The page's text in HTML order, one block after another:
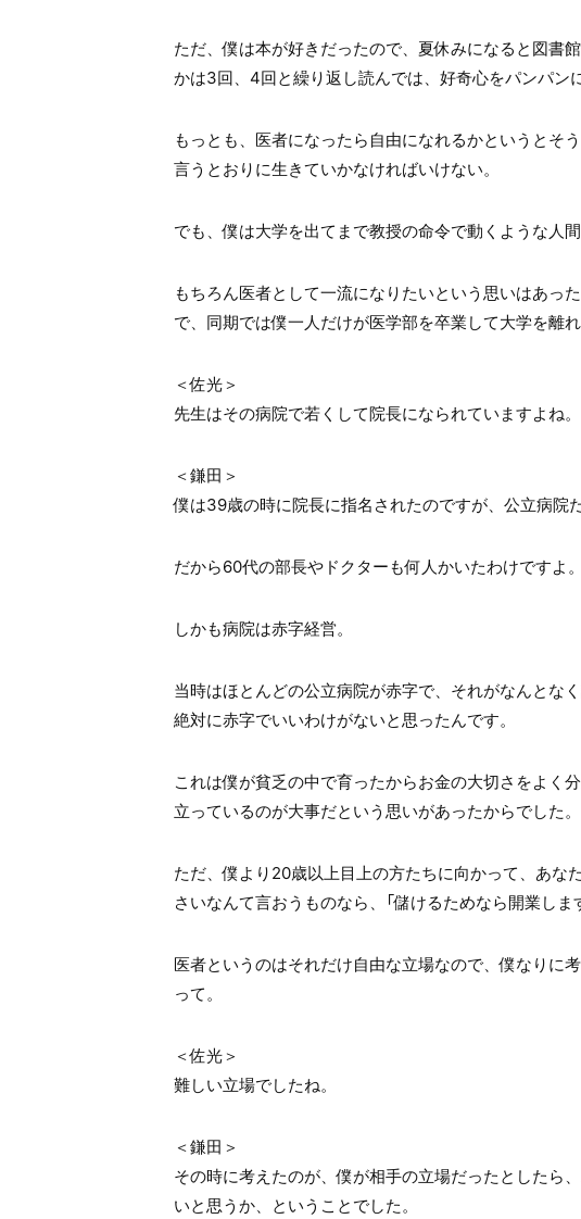
ただ、僕は本が好きだったので、夏休みになると図書
かは3回、4回と繰り返し読んでは、好奇心をパンパン
もっとも、医者になったら自由になれるかというとそ
言うとおりに生きていかなければいけない。
でも、僕は大学を出てまで教授の命令で動くような人
もちろん医者として一流になりたいという思いはあっ
で、同期では僕一人だけが医学部を卒業して大学を離
＜佐光＞
先生はその病院で若くして院長になられていますよね。
＜鎌田＞
僕は39歳の時に院長に指名されたのですが、公立病院
だから60代の部長やドクターも何人かいたわけですよ。
しかも病院は赤字経営。
当時はほとんどの公立病院が赤字で、それがなんとな
絶対に赤字でいいわけがないと思ったんです。
これは僕が貧乏の中で育ったからお金の大切さをよく
立っているのが大事だという思いがあったからでした。
ただ、僕より20歳以上目上の方たちに向かって、あな
さいなんて言おうものなら、「儲けるためなら開業しま
医者というのはそれだけ自由な立場なので、僕なりに
って。
＜佐光＞
難しい立場でしたね。
＜鎌田＞
その時に考えたのが、僕が相手の立場だったとしたら
いと思うか、ということでした。